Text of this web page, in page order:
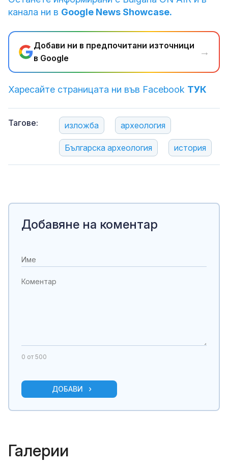
канала ни в Google News Showcase.
Добави ни в предпочитани източници
в Google
→
Харесайте страницата ни във Facebook ТУК
Тагове: изложба археология
Българска археология история
Добавяне на коментар
0 от 500
ДОБАВИ
Галерии